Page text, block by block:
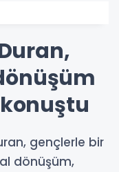
gençlerle bir
dönüşüm,